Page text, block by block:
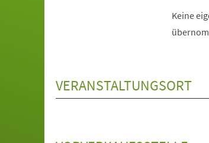
Keine
VERANSTALTUNGSORT